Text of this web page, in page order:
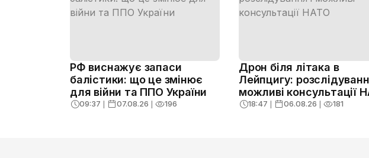
РФ виснажує запаси
балістики: що це змінює
для війни та ППО України
09:37 ❘ 07.08.26 ❘ 196
Дрон біля літака в
Лейпцигу:
можливі консультації
18:47 ❘ 06.08.26 ❘ 181